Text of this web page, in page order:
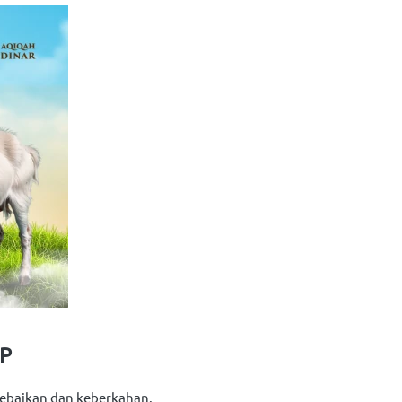
dan keberkahan.